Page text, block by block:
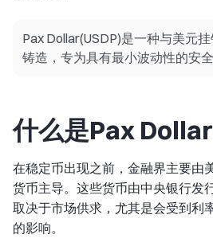
Pax Dollar(USDP)是一种与美元
铸造，专为具有最小波动性的安全
什么是Pax
在稳定币出现之前，金融界主要由
货币主导。这些货币由中央银行发
取决于市场供求，尤其是会受到利
的影响。